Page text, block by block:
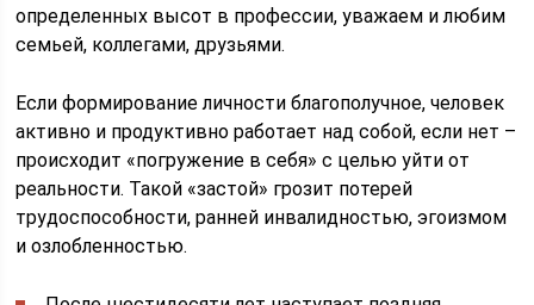
определенных высот в профессии, уважаем и любим
семьей, коллегами, друзьями.
Если формирование личности благополучное, человек
активно и продуктивно работает над собой, если нет –
происходит «погружение в себя» с целью уйти от
реальности. Такой «застой» грозит потерей
трудоспособности, ранней инвалидностью, эгоизмом
и озлобленностью.